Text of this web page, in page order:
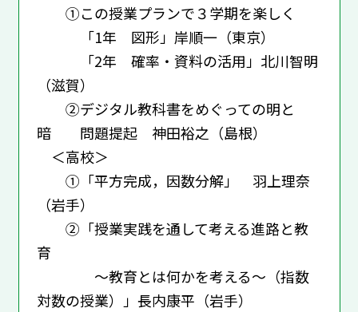
①この授業プランで３学期を楽しく
「1年 図形」岸順一（東京）
「2年 確率・資料の活用」北川智明
（滋賀）
②デジタル教科書をめぐっての明と
暗 問題提起 神田裕之（島根）
＜高校＞
①「平方完成，因数分解」 羽上理奈
（岩手）
②「授業実践を通して考える進路と教
育
〜教育とは何かを考える〜（指数
対数の授業）」長内康平（岩手）